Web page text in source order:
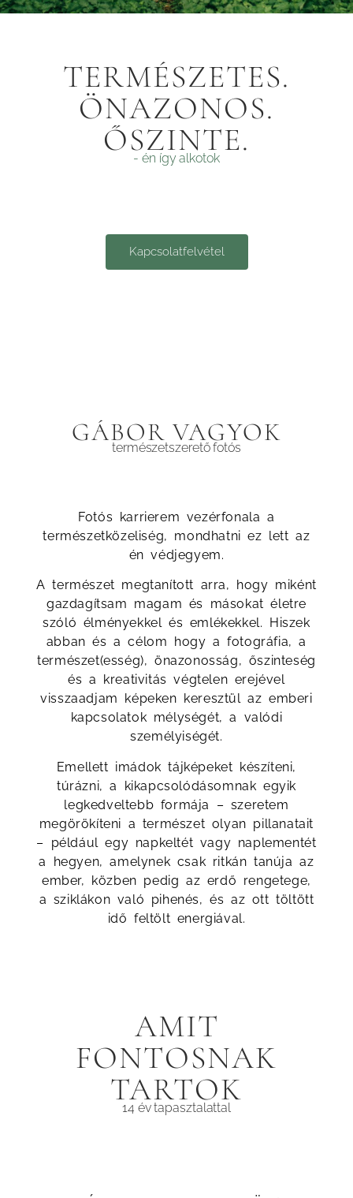
TERMÉSZETES.
ÖNAZONOS.
ŐSZINTE.
- én így alkotok
Kapcsolatfelvétel
GÁBOR VAGYOK
természetszerető fotós
Fotós karrierem vezérfonala a
természetközeliség, mondhatni ez lett az
én védjegyem.
A természet megtanított arra, hogy miként
gazdagítsam magam és másokat életre
szóló élményekkel és emlékekkel. Hiszek
abban és a célom hogy a fotográfia, a
természet(esség), önazonosság, őszinteség
és a kreativitás végtelen erejével
visszaadjam képeken keresztül az emberi
kapcsolatok mélységét, a valódi
személyiségét.
Emellett imádok tájképeket készíteni,
túrázni, a kikapcsolódásomnak egyik
legkedveltebb formája – szeretem
megörökíteni a természet olyan pillanatait
– például egy napkeltét vagy naplementét
a hegyen, amelynek csak ritkán tanúja az
ember, közben pedig az erdő rengetege,
a sziklákon való pihenés, és az ott töltött
idő feltölt energiával.
AMIT
FONTOSNAK
TARTOK
14 év tapasztalattal